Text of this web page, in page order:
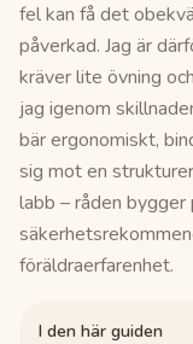
fel kan få det
påverkad. Jag är
kräver lite övning
jag igenom
bär ergonomiskt,
sig mot en
labb – råden bygger
föräldraerfarenhet.
I den här guiden